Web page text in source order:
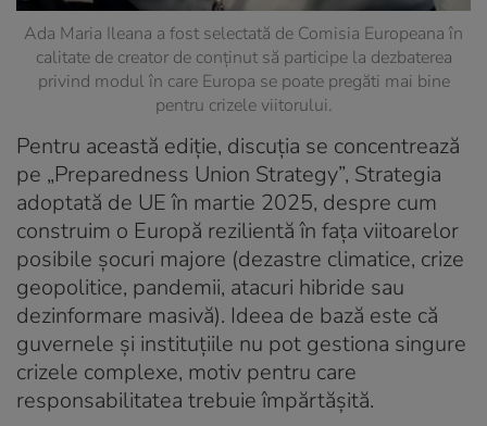
Ada Maria Ileana a fost selectată de Comisia Europeana în
calitate de creator de conținut să participe la dezbaterea
privind modul în care Europa se poate pregăti mai bine
pentru crizele viitorului.
Pentru această ediție, discuția se concentrează
pe „Preparedness Union Strategy”, Strategia
adoptată de UE în martie 2025, despre cum
construim o Europă rezilientă în fața viitoarelor
posibile șocuri majore (dezastre climatice, crize
geopolitice, pandemii, atacuri hibride sau
dezinformare masivă). Ideea de bază este că
guvernele și instituțiile nu pot gestiona singure
crizele complexe, motiv pentru care
responsabilitatea trebuie împărtășită.